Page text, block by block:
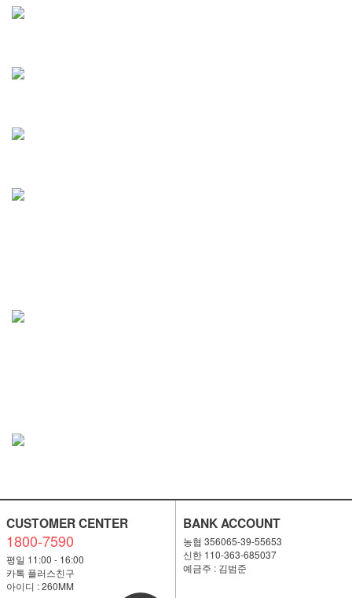
CUSTOMER CENTER
1800-7590
평일 11:00 - 16:00
카톡 플러스친구
아이디 : 260MM
BANK ACCOUNT
농협 356065-39-55653
신한 110-363-685037
예금주 : 김범준